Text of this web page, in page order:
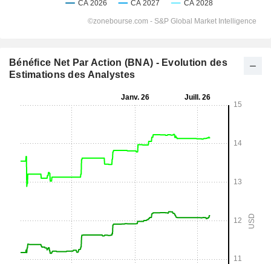
Bénéfice Net Par Action (BNA) - Evolution des
Estimations des Analystes